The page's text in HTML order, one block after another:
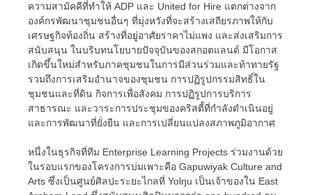
ความสามัคคีที่ทำให้ ADP และ United for Hire แตกต่างจาก
องค์กรพัฒนาชุมชนอื่นๆ ที่มุ่งหวังที่จะสร้างเสถียรภาพให้กับ
เศรษฐกิจท้องถิ่น สร้างที่อยู่อาศัยราคาไม่แพง และส่งเสริมการ
สนับสนุน ในบริบทนโยบายปัจจุบันของสกอตแลนด์ มีโอกาส
เกิดขึ้นใหม่สำหรับภาคชุมชนในการมีส่วนร่วมและท้าทายรัฐ
รวมถึงการเสริมอำนาจของชุมชน การปฏิรูปกรรมสิทธิ์ใน
ชุมชนและที่ดิน กิจการเพื่อสังคม การปฏิรูปการบริการ
สาธารณะ และวาระการประชุมของคริสตี้ที่กำลังดำเนินอยู่
และการพัฒนาที่ยั่งยืน และการเปลี่ยนแปลงสภาพภูมิอากาศ
หนึ่งในธุรกิจที่ทีม Enterprise Learning Projects ร่วมงานด้วย
ในรอบแรกของโครงการบ่มเพาะคือ Gapuwiyak Culture and
Arts ซึ่งเป็นศูนย์ศิลปะระยะไกลที่ Yolŋu เป็นเจ้าของใน East